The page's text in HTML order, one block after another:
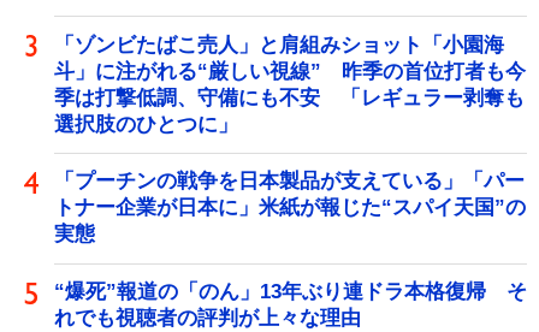
「ゾンビたばこ売人」と肩組みショット「小園海
斗」に注がれる“厳しい視線” 昨季の首位打者も今
季は打撃低調、守備にも不安 「レギュラー剥奪も
選択肢のひとつに」
「プーチンの戦争を日本製品が支えている」「パー
トナー企業が日本に」米紙が報じた“スパイ天国”の
実態
“爆死”報道の「のん」13年ぶり連ドラ本格復帰 そ
れでも視聴者の評判が上々な理由